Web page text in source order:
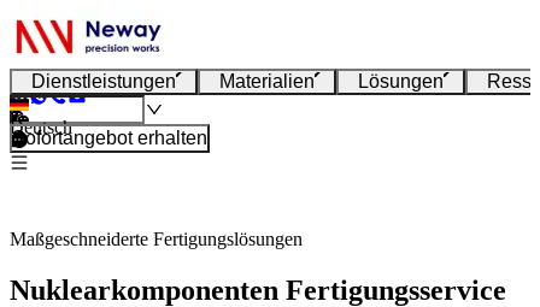
Dienstleistungen Materialien Lösungen
Deutsch
Sofortangebot erhalten
Maßgeschneiderte Fertigungslösungen
Nuklearkomponenten Fertigungsservice